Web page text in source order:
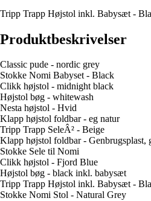
Tripp Trapp Højstol inkl. Babysæt -
Produktbeskrivelser
Classic pude - nordic grey
Stokke Nomi Babyset - Black
Clikk højstol - midnight black
Højstol bøg - whitewash
Nesta højstol - Hvid
Klapp højstol foldbar - eg natur
Tripp Trapp SeleÂ² - Beige
Klapp højstol foldbar - Genbrugsplast,
Stokke Sele til Nomi
Clikk højstol - Fjord Blue
Højstol bøg - black inkl. babysæt
Tripp Trapp Højstol inkl. Babysæt -
Stokke Nomi Stol - Natural Grey